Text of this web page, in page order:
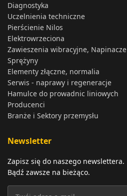
Diagnostyka
Uczelnienia techniczne
Pierścienie Nilos
Elektrowrzeciona
Zawieszenia wibracyjne, Napinacze
Sprężyny
Elementy złączne, normalia
Serwis - naprawy i regeneracje
Hamulce do prowadnic liniowych
Producenci
Branże i Sektory przemysłu
Newsletter
Zapisz się do naszego newslettera.
Bądź zawsze na bieżąco.